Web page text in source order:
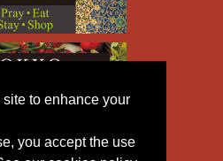
to enhance your
you accept the use